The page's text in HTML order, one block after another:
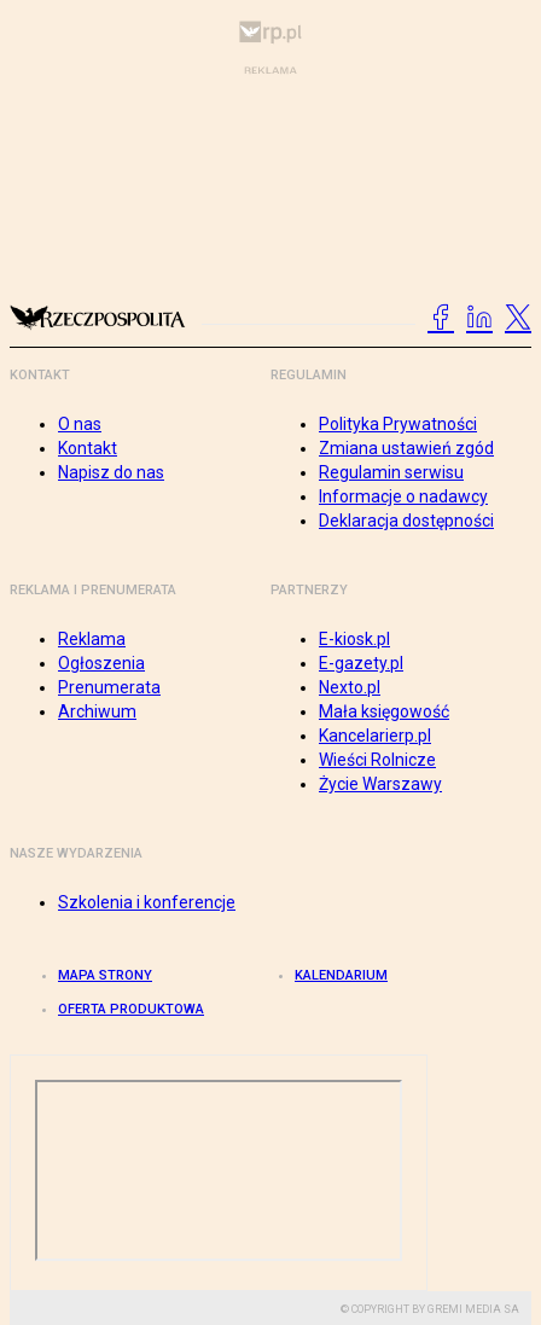
KONTAKT
O nas
Kontakt
Napisz do nas
REGULAMIN
Polityka Prywatności
Zmiana ustawień zgód
Regulamin serwisu
Informacje o nadawcy
Deklaracja dostępności
REKLAMA I PRENUMERATA
Reklama
Ogłoszenia
Prenumerata
Archiwum
PARTNERZY
E-kiosk.pl
E-gazety.pl
Nexto.pl
Mała księgowość
Kancelarierp.pl
Wieści Rolnicze
Życie Warszawy
NASZE WYDARZENIA
Szkolenia i konferencje
MAPA STRONY KALENDARIUM
OFERTA PRODUKTOWA
© COPYRIGHT BY GREMI MEDIA SA